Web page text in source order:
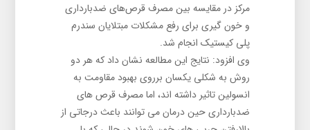
مرکز در مقایسه بین مصرف قرص‌های ضدبارداری
و خون گیری برای رفع مشکلات مبتلایان سندرم
پلی کیستیک انجام شد.
وی افزود: نتایج این مطالعه نشان داد که هر دو
روش به شکلی یکسان برروی بهبود مقاومت به
انسولین تاثیر داشته اند، اما مصرف قرص های
ضدبارداری حین درمان می توانند باعث درجاتی از